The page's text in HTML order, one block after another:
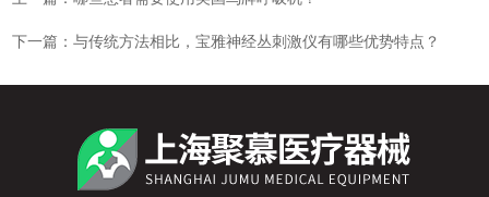
下一篇：与传统方法相比，宝雅神经丛刺激仪有哪些优势特点？